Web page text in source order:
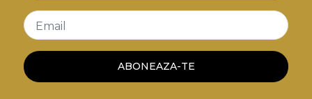
Email
ABONEAZA-TE